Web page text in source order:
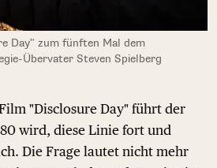
Day" zum fünften Mal dem
Übervater Steven Spielberg
"Disclosure Day" führt der
wird, diese Linie fort und
Die Frage lautet nicht mehr